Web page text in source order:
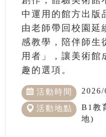
中運用的館方出版
由老師帶回校園延
感教學，陪伴師生
用者」，讓美術館
趣的選項。
活動時間
活動地點
B1教
地)